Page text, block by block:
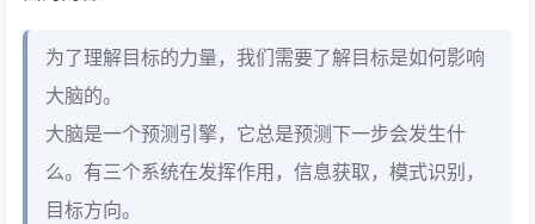
为了理解目标的力量，我们需要了解目标是如何影响
大脑的。
大脑是一个预测引擎，它总是预测下一步会发生什
么。有三个系统在发挥作用，信息获取，模式识别，
目标方向。